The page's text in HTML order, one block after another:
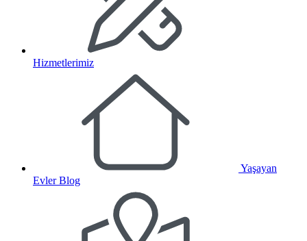
Hizmetlerimiz
Yaşayan
Evler Blog